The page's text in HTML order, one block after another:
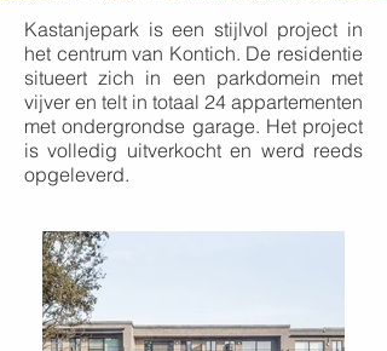
Kastanjepark is een stijlvol project in
het centrum van Kontich. De residentie
situeert zich in een parkdomein met
vijver en telt in totaal 24 appartementen
met ondergrondse garage. Het project
is volledig uitverkocht en werd reeds
opgeleverd.